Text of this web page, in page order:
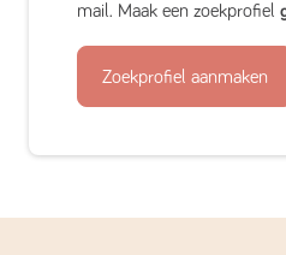
mail. Maak een zoekprofiel
Zoekprofiel aanmaken